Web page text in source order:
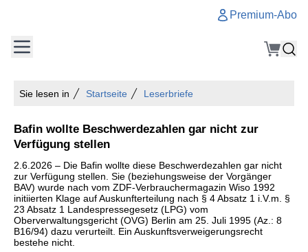
Premium-Abo
Sie lesen in Startseite Leserbriefe
Bafin wollte Beschwerdezahlen gar nicht zur
Verfügung stellen
2.6.2026 – Die Bafin wollte diese Beschwerdezahlen gar nicht
zur Verfügung stellen. Sie (beziehungsweise der Vorgänger
BAV) wurde nach vom ZDF-Verbrauchermagazin Wiso 1992
initiierten Klage auf Auskunfterteilung nach § 4 Absatz 1 i.V.m. §
23 Absatz 1 Landespressegesetz (LPG) vom
Oberverwaltungsgericht (OVG) Berlin am 25. Juli 1995 (Az.: 8
B16/94) dazu verurteilt. Ein Auskunftsverweigerungsrecht
bestehe nicht.